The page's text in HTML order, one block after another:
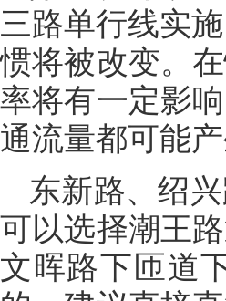
三路单行线实
惯将被改变。
率将有一定影
通流量都可能产
东新路、绍
可以选择潮王
文晖路下匝道